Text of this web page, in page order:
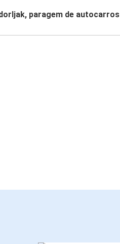
paragem de autocarros